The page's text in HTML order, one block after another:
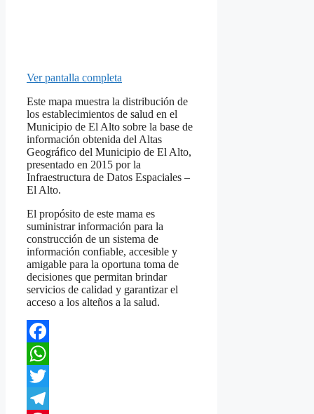
Ver pantalla completa
Este mapa muestra la distribución de
los establecimientos de salud en el
Municipio de El Alto sobre la base de
información obtenida del Altas
Geográfico del Municipio de El Alto,
presentado en 2015 por la
Infraestructura de Datos Espaciales –
El Alto.
El propósito de este mama es
suministrar información para la
construcción de un sistema de
información confiable, accesible y
amigable para la oportuna toma de
decisiones que permitan brindar
servicios de calidad y garantizar el
acceso a los alteños a la salud.
Facebook
WhatsApp
Twitter